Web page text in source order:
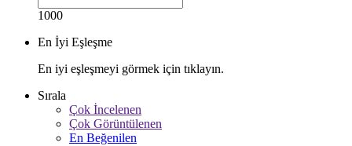
1000
En İyi Eşleşme
En iyi eşleşmeyi görmek için tıklayın.
Sırala
Çok İncelenen
Çok Görüntülenen
En Beğenilen